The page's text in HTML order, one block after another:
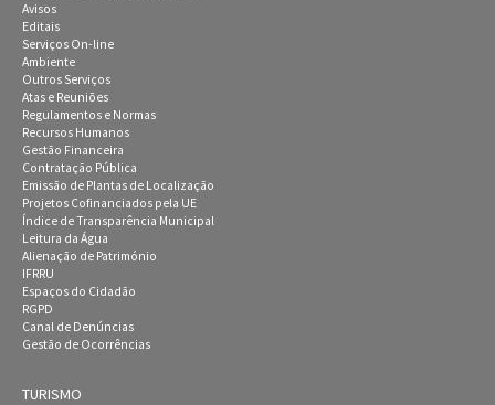
Avisos
Editais
Serviços On-line
Ambiente
Outros Serviços
Atas e Reuniões
Regulamentos e Normas
Recursos Humanos
Gestão Financeira
Contratação Pública
Emissão de Plantas de Localização
Projetos Cofinanciados pela UE
Índice de Transparência Municipal
Leitura da Água
Alienação de Património
IFRRU
Espaços do Cidadão
RGPD
Canal de Denúncias
Gestão de Ocorrências
TURISMO